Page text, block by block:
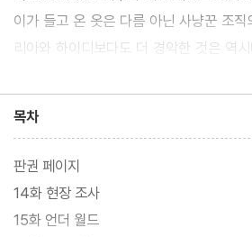
이가 들고 온 옷은 다름 아닌 사냥꾼 조
리아와 하이디보다도 더 경악한 것은 역
목차
판권 페이지
14화 현장 조사
15화 언더 월드